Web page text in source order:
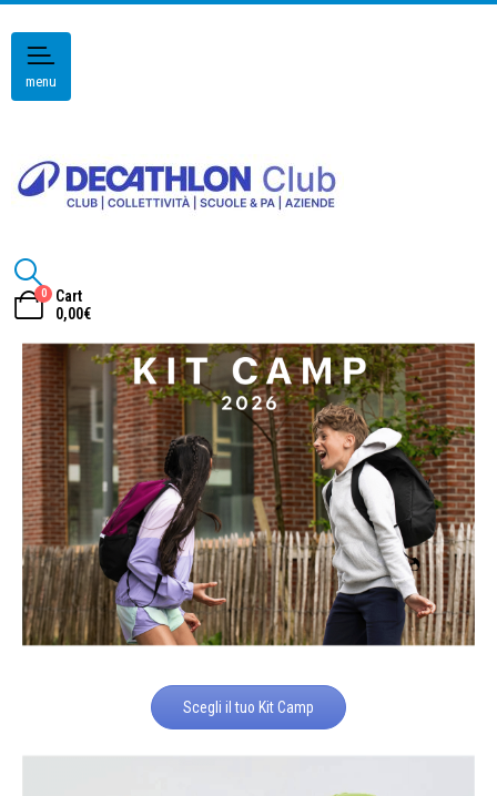
menu
0
Cart
0,00€
Scegli il tuo Kit Camp